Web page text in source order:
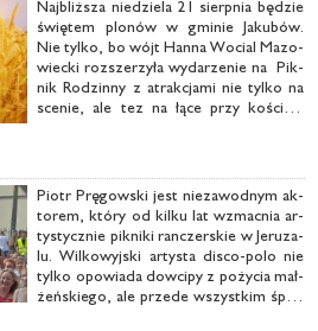
Naj­bliż­sza nie­dzie­la 21 sierp­nia bę­dzie
świę­tem plo­nów w gmi­nie Ja­ku­bów.
Nie tyl­ko, bo wójt Han­na Wo­cial Ma­zo­
wiec­ki roz­sze­rzy­ła wy­da­rze­nie na Pik­
nik Ro­dzin­ny z atrak­cja­mi nie tyl­ko na
sce­nie, ale tez na łą­ce przy ko­ście­le
Piotr Prę­gow­ski jest nie­za­wod­nym ak­
to­rem, któ­ry od kil­ku lat wzmac­nia ar­
ty­stycz­nie pik­ni­ki ran­czer­skie w Je­ru­za­
lu. Wil­ko­wyj­ski ar­ty­sta di­sco-po­lo nie
tyl­ko opo­wia­da dow­ci­py z po­ży­cia mał­
żeń­skie­go, ale przede wszyst­kim śpie­